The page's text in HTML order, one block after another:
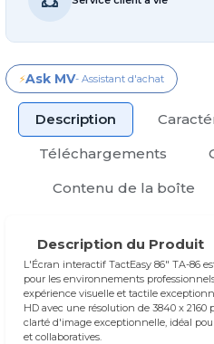
⚡Ask MV- Assistant d'achat
Description
Téléchargements
Contenu de la boîte
Description du Produit
L'Écran interactif TactEasy 86" TA-86
pour les environnements
expérience visuelle et tactile
HD avec une résolution de 3840 x
clarté d'image exceptionnelle, idéal
et collaboratives.